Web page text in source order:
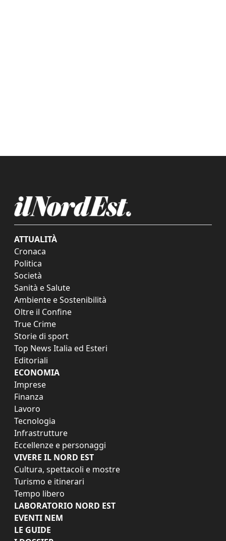
ATTUALITÀ
Cronaca
Politica
Società
Sanità e Salute
Ambiente e Sostenibilità
Oltre il Confine
True Crime
Storie di sport
Top News Italia ed Esteri
Editoriali
ECONOMIA
Imprese
Finanza
Lavoro
Tecnologia
Infrastrutture
Eccellenze e personaggi
VIVERE IL NORD EST
Cultura, spettacoli e mostre
Turismo e itinerari
Tempo libero
LABORATORIO NORD EST
EVENTI NEM
LE GUIDE